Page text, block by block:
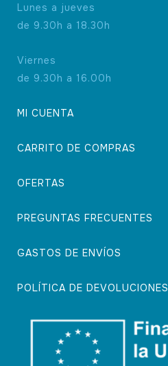
Lunes a jueves
de 9.30h a 18.30h
Viernes
de 9.30h a 16.00h
MI CUENTA
CARRITO DE COMPRAS
OFERTAS
PREGUNTAS FRECUENTES
GASTOS DE ENVÍOS
POLÍTICA DE DEVOLUCIONES